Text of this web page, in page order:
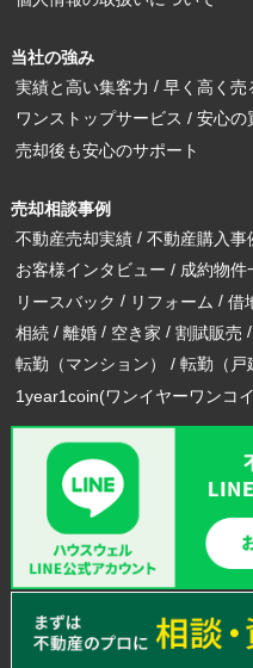
当社の強み
実績と高い集客力
早く高く売
ワンストップサービス
安心の
売却後も安心のサポート
売却相談事例
不動産売却実績
不動産購入事
お客様インタビュー
成約物件
リースバック
リフォーム
借
相続
離婚 空き家 割賦販売
転勤（マンション）
転勤（戸
1year1coin(ワンイヤーワンコ